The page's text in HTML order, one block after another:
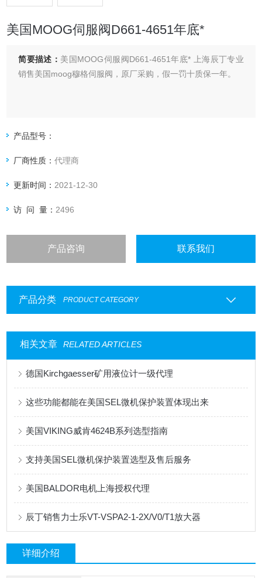
美国MOOG伺服阀D661-4651年底*
简要描述： 美国MOOG伺服阀D661-4651年底* 上海辰丁专业
销售美国moog穆格伺服阀，原厂采购，假一罚十质保一年。
产品型号：
厂商性质：代理商
更新时间： 2021-12-30
访 问 量： 2496
产品咨询 联系我们
产品分类 PRODUCT CATEGORY
相关文章 RELATED ARTICLES
德国Kirchgaesser矿用液位计一级代理
这些功能都能在美国SEL微机保护装置体现出来
美国VIKING威肯4624B系列选型指南
支持美国SEL微机保护装置选型及售后服务
美国BALDOR电机上海授权代理
辰丁销售力士乐VT-VSPA2-1-2X/V0/T1放大器
详细介绍